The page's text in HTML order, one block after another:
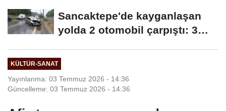
Sancaktepe'de kayganlaşan
yolda 2 otomobil çarpıştı: 3
KÜLTÜR-SANAT
Yayınlanma: 03 Temmuz 2026 - 14:36
Güncelleme: 03 Temmuz 2026 - 14:36